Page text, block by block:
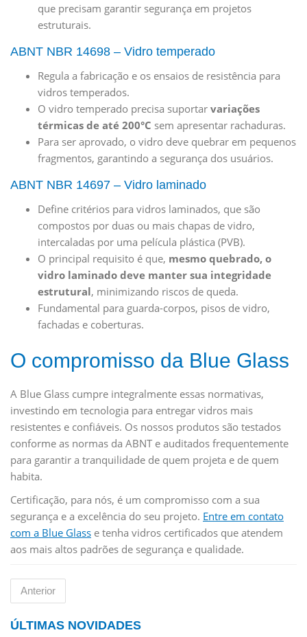
que precisam garantir segurança em projetos
estruturais.
ABNT NBR 14698 – Vidro temperado
Regula a fabricação e os ensaios de resistência para
vidros temperados.
O vidro temperado precisa suportar variações
térmicas de até 200°C sem apresentar rachaduras.
Para ser aprovado, o vidro deve quebrar em pequenos
fragmentos, garantindo a segurança dos usuários.
ABNT NBR 14697 – Vidro laminado
Define critérios para vidros laminados, que são
compostos por duas ou mais chapas de vidro,
intercaladas por uma película plástica (PVB).
O principal requisito é que, mesmo quebrado, o
vidro laminado deve manter sua integridade
estrutural, minimizando riscos de queda.
Fundamental para guarda-corpos, pisos de vidro,
fachadas e coberturas.
O compromisso da Blue Glass
A Blue Glass cumpre integralmente essas normativas,
investindo em tecnologia para entregar vidros mais
resistentes e confiáveis. Os nossos produtos são testados
conforme as normas da ABNT e auditados frequentemente
para garantir a tranquilidade de quem projeta e de quem
habita.
Certificação, para nós, é um compromisso com a sua
segurança e a excelência do seu projeto. Entre em contato
com a Blue Glass e tenha vidros certificados que atendem
aos mais altos padrões de segurança e qualidade.
Anterior
ÚLTIMAS NOVIDADES